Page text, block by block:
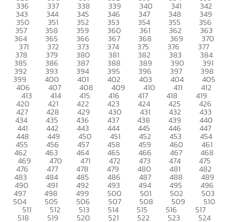
336 337 338 339 340 341 342
343 344 345 346 347 348 349
350 351 352 353 354 355 356
357 358 359 360 361 362 363
364 365 366 367 368 369 370
371 372 373 374 375 376 377
378 379 380 381 382 383 384
385 386 387 388 389 390 391
392 393 394 395 396 397 398
399 400 401 402 403 404 405
406 407 408 409 410 411 412
413 414 415 416 417 418 419
420 421 422 423 424 425 426
427 428 429 430 431 432 433
434 435 436 437 438 439 440
441 442 443 444 445 446 447
448 449 450 451 452 453 454
455 456 457 458 459 460 461
462 463 464 465 466 467 468
469 470 471 472 473 474 475
476 477 478 479 480 481 482
483 484 485 486 487 488 489
490 491 492 493 494 495 496
497 498 499 500 501 502 503
504 505 506 507 508 509 510
511 512 513 514 515 516 517
518 519 520 521 522 523 524